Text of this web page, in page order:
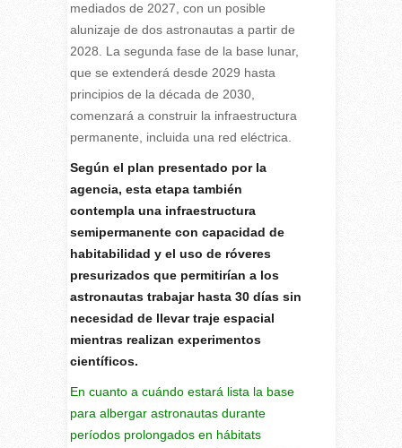
mediados de 2027, con un posible
alunizaje de dos astronautas a partir de
2028. La segunda fase de la base lunar,
que se extenderá desde 2029 hasta
principios de la década de 2030,
comenzará a construir la infraestructura
permanente, incluida una red eléctrica.
Según el plan presentado por la
agencia, esta etapa también
contempla una infraestructura
semipermanente con capacidad de
habitabilidad y el uso de róveres
presurizados que permitirían a los
astronautas trabajar hasta 30 días sin
necesidad de llevar traje espacial
mientras realizan experimentos
científicos.
En cuanto a cuándo estará lista la base
para albergar astronautas durante
períodos prolongados en hábitats